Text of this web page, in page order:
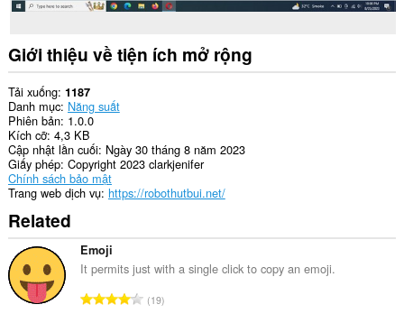
Giới thiệu về tiện ích mở rộng
Tải xuống 1187
Danh mục Năng suất
Phiên bản 1.0.0
Kích cỡ 4,3 KB
Cập nhật lần cuối Ngày 30 tháng 8 năm 2023
Giấy phép Copyright 2023 clarkjenifer
Chính sách bảo mật
Trang web dịch vụ https://robothutbui.net/
Related
Emoji
It permits just with a single click to copy an emoji.
T19